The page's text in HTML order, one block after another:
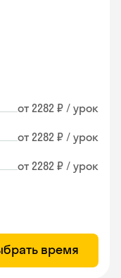
от 2282 ₽ / урок
от 2282 ₽ / урок
от 2282 ₽ / урок
время